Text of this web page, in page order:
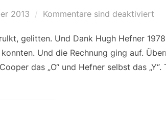
2013 Kommentare sind deaktiviert
gelitten. Und Dank Hugh Hefner
Und die Rechnung ging auf.
das „O“ und Hefner selbst das „Y“.